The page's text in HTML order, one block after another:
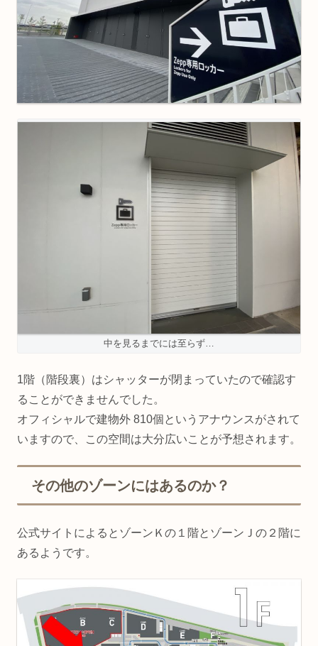
中を見るまでには至らず…
1階（階段裏）はシャッターが閉まっていたので確認す
ることができませんでした。
オフィシャルで建物外 810個というアナウンスがされて
いますので、この空間は大分広いことが予想されます。
その他のゾーンにはあるのか？
公式サイトによるとゾーンＫの１階とゾーンＪの２階に
あるようです。